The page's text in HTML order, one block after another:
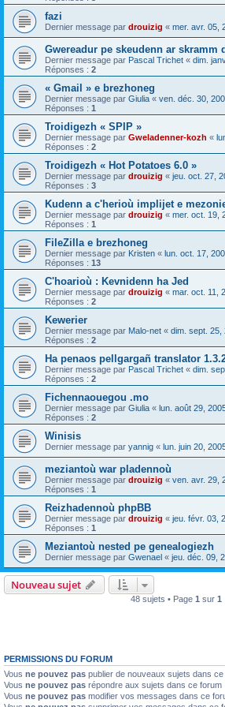
fazi
Dernier message par drouizig « mer. avr. 05,
Gwereadur pe skeudenn ar skramm
Dernier message par Pascal Trichet « dim.
Réponses : 2
« Gmail » e brezhoneg
Dernier message par Giulia « ven. déc. 30,
Réponses : 1
Troidigezh « SPIP »
Dernier message par Gweladenner-kozh «
Réponses : 2
Troidigezh « Hot Potatoes 6.0 »
Dernier message par drouizig « jeu. oct. 27,
Réponses : 3
Kudenn a c'herioù implijet e
Dernier message par drouizig « mer. oct. 19,
Réponses : 1
FileZilla e brezhoneg
Dernier message par Kristen « lun. oct. 17,
Réponses : 13
C'hoarioù : Kevnidenn ha Jed
Dernier message par drouizig « mar. oct. 11,
Réponses : 2
Kewerier
Dernier message par Malo-net « dim. sept. 25,
Réponses : 2
Ha penaos pellgargañ translator
Dernier message par Pascal Trichet « dim.
Réponses : 2
Fichennaouegou .mo
Dernier message par Giulia « lun. août 29,
Réponses : 2
Winisis
Dernier message par yannig « lun. juin 20,
meziantoù war pladennoù
Dernier message par drouizig « ven. avr. 29,
Réponses : 1
Reizhadennoù phpBB
Dernier message par drouizig « jeu. févr. 03,
Réponses : 1
Meziantoù nested pe genealogiezh
Dernier message par Gwenael « jeu. déc. 09,
Nouveau sujet
48 sujets • Page 1 sur 1
PERMISSIONS DU FORUM
Vous ne pouvez pas publier de nouveaux sujets dans
Vous ne pouvez pas répondre aux sujets dans ce forum
Vous ne pouvez pas modifier vos messages dans ce